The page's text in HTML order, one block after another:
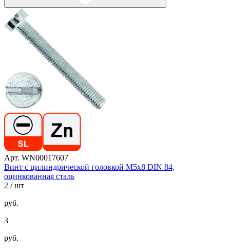
Арт. WN00017607
Винт с цилиндрической головкой М5х8 DIN 84,
оцинкованная сталь
2 / шт
руб.
3
руб.